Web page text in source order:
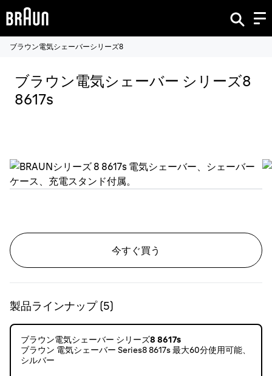
ブラウン電気シェーバーシリーズ8
ブラウン電気シェーバー シリーズ8
8617s
今すぐ買う
製品ラインナップ(5)
ブラウン電気シェーバー シリーズ8 8617s
ブラウン 電気シェーバー Series8 8617s 最大60分使用可能、
シルバー